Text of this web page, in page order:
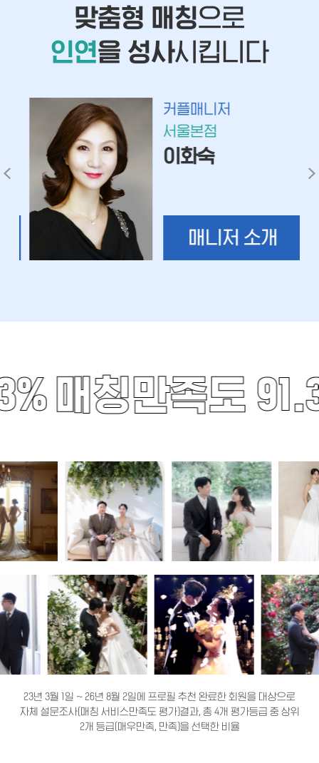
맞춤형 매칭으로
인연을 성사시킵니다
커플매니저
서울본점
이화숙
매니저 소개
매칭만족도
23년 3월 1일 ~ 26년 8월 2일에 프로필 추천 완료한 회원을 대상으로
자체 설문조사(매칭 서비스만족도 평가)결과, 총 4개 평가등급 중 상위
2개 등급(매우만족, 만족)을 선택한 비율